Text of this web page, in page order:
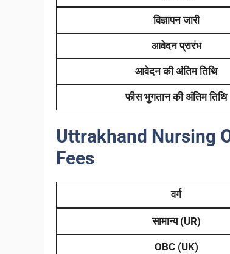
विज्ञापन जारी
आवेदन प्रारंभ
आवेदन की अंतिम तिथि
फीस भुगतान की अंतिम तिथि
Uttrakhand Nursing
Fees
वर्ग
सामान्य (UR)
OBC (UK)